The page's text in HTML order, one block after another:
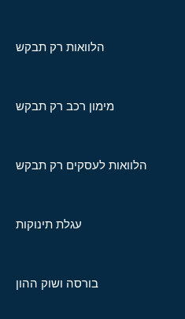
הלוואות רק תבקש
מימון רכב רק תבקש
הלוואות לעסקים רק תבקש
עגלת תינוקות
בורסה ושוק ההון